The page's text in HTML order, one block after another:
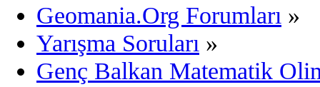
Geomania.Org Forumları »
Yarışma Soruları »
Genç Balkan Matematik